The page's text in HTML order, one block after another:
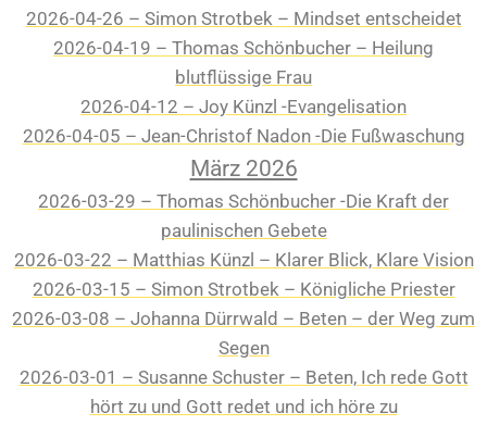
2026-04-26 – Simon Strotbek – Mindset entscheidet
2026-04-19 – Thomas Schönbucher – Heilung
blutflüssige Frau
2026-04-12 – Joy Künzl -Evangelisation
2026-04-05 – Jean-Christof Nadon -Die Fußwaschung
März 2026
2026-03-29 – Thomas Schönbucher -Die Kraft der
paulinischen Gebete
2026-03-22 – Matthias Künzl – Klarer Blick, Klare Vision
2026-03-15 – Simon Strotbek – Königliche Priester
2026-03-08 – Johanna Dürrwald – Beten – der Weg zum
Segen
2026-03-01 – Susanne Schuster – Beten, Ich rede Gott
hört zu und Gott redet und ich höre zu